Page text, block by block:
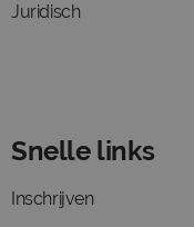
Juridisch
Snelle links
Inschrijven